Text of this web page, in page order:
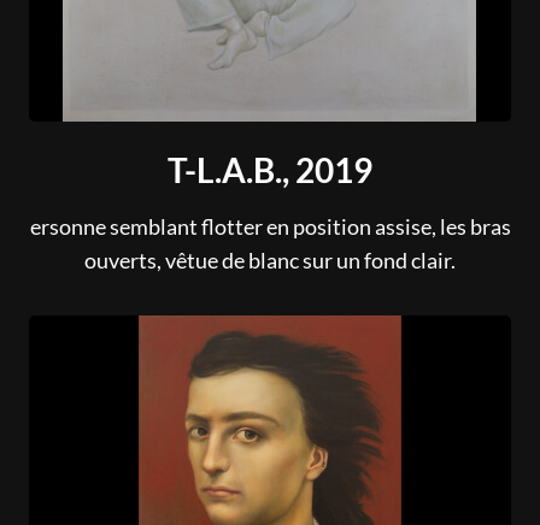
T-L.A.B., 2019
ersonne semblant flotter en position assise, les bras
ouverts, vêtue de blanc sur un fond clair.